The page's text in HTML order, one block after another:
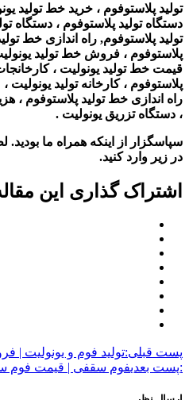
تولید پلاستوفوم ، خرید خط تولید
دستگاه تولید پلاستوفوم ، دستگاه
تولید پلاستوفوم, راه اندازی خط
پلاستوفوم ، فروش خط تولید
قیمت خط تولید یونولیت ، کارخانجات
پلاستوفوم ، کارخانه تولید یونولیت
راه اندازی خط تولید پلاستوفوم ،
، دستگاه تزریق یونولیت .
سپاسگزار از اینکه همراه ما بودید.
در زیر وارد کنید.
اشتراک گذاری این
پست قبلی:تولید فوم و یونولیت |
:پست بعدیفوم سقفی | قیمت فوم